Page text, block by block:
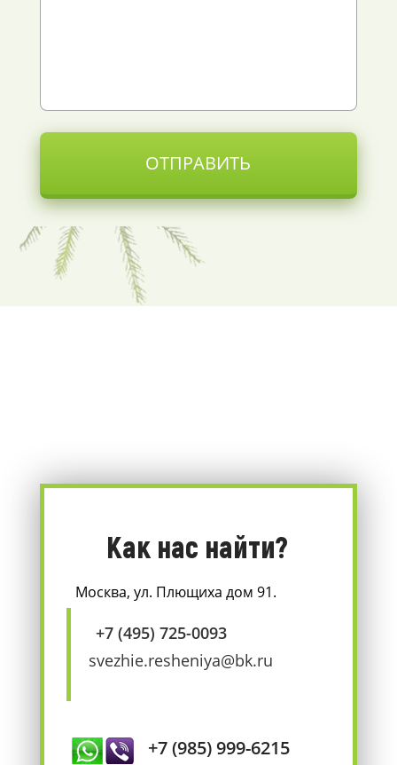
ОТПРАВИТЬ
Как нас найти?
Москва, ул. Плющиха дом 91.
+7 (495) 725-0093
svezhie.resheniya@bk.ru
+7 (985) 999-6215